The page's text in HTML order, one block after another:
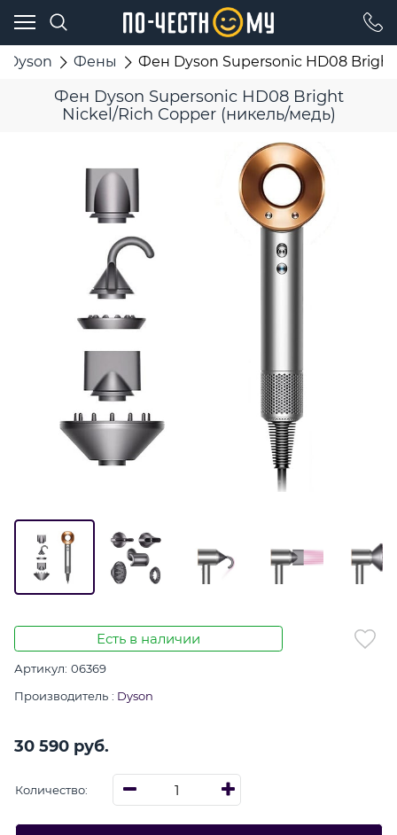
Dyson Фены Фен Dyson Supersonic HD08
Фен Dyson Supersonic HD08 Bright
Nickel/Rich Copper (никель/медь)
Есть в наличии
Артикул: 06369
Производитель : Dyson
30 590 руб.
Количество: